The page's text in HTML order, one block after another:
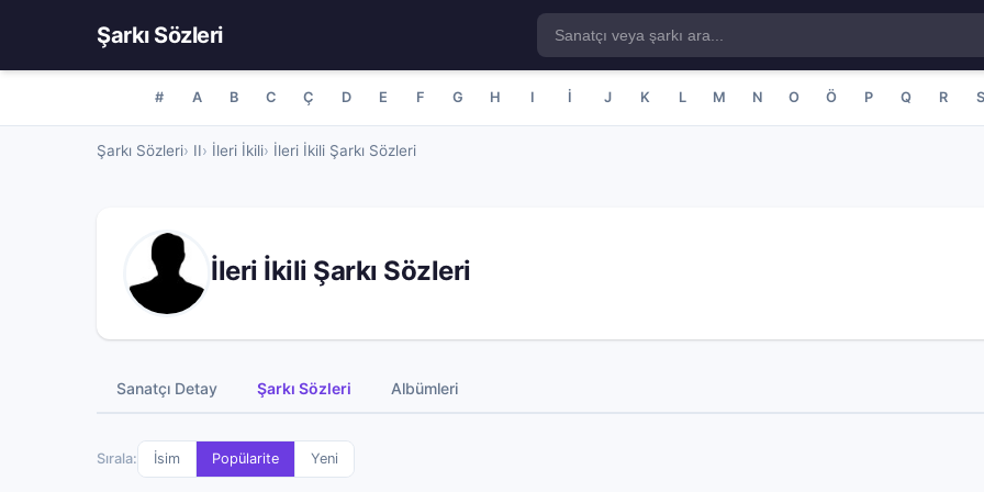
Şarkı Sözleri
# A B C Ç D E F G H I İ J K L M N O Ö P Q R S
Şarkı Sözleri II İleri İkili İleri İkili Şarkı Sözleri
İleri İkili Şarkı Sözleri
Sanatçı Detay Şarkı Sözleri Albümleri
Sırala: İsim Popülarite Yeni